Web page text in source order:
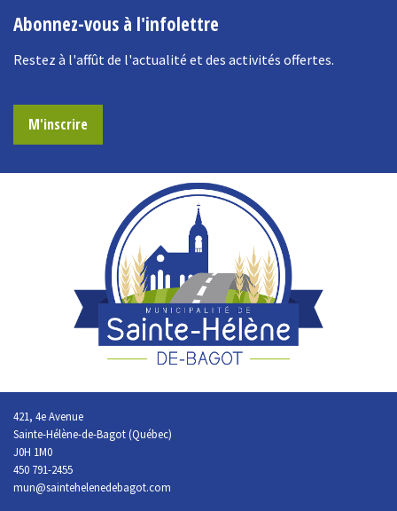
Abonnez-vous à l'infolettre
Restez à l'affût de l'actualité et des activités offertes.
M'inscrire
421, 4e Avenue
Sainte-Hélène-de-Bagot (Québec)
J0H 1M0
450 791-2455
mun@saintehelenedebagot.com